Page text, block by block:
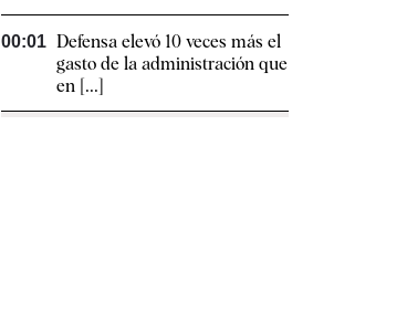
00:01 Defensa elevó 10 veces más el
gasto de la administración que
en [...]